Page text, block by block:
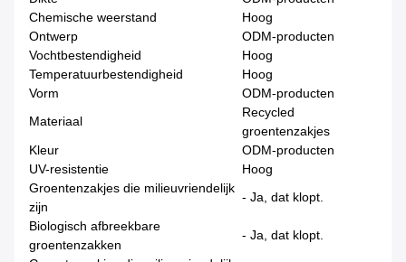
Chemische weerstand
Hoog
Ontwerp
ODM-producten
Vochtbestendigheid
Hoog
Temperatuurbestendigheid
Hoog
Vorm
ODM-producten
Materiaal
Recycled
groentenzakjes
Kleur
ODM-producten
UV-resistentie
Hoog
Groentenzakjes die milieuvriendelijk
zijn
- Ja, dat klopt.
Biologisch afbreekbare
groentenzakken
- Ja, dat klopt.